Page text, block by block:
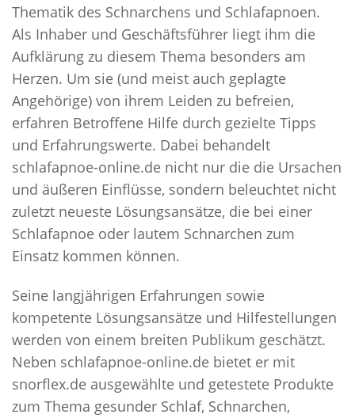
Thematik des Schnarchens und Schlafapnoen.
Als Inhaber und Geschäftsführer liegt ihm die
Aufklärung zu diesem Thema besonders am
Herzen. Um sie (und meist auch geplagte
Angehörige) von ihrem Leiden zu befreien,
erfahren Betroffene Hilfe durch gezielte Tipps
und Erfahrungswerte. Dabei behandelt
schlafapnoe-online.de nicht nur die die Ursachen
und äußeren Einflüsse, sondern beleuchtet nicht
zuletzt neueste Lösungsansätze, die bei einer
Schlafapnoe oder lautem Schnarchen zum
Einsatz kommen können.
Seine langjährigen Erfahrungen sowie
kompetente Lösungsansätze und Hilfestellungen
werden von einem breiten Publikum geschätzt.
Neben schlafapnoe-online.de bietet er mit
snorflex.de ausgewählte und getestete Produkte
zum Thema gesunder Schlaf, Schnarchen,